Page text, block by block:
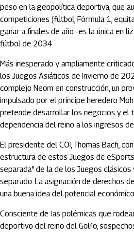
peso en la geopolítica deportiva, que
competiciones (fútbol, Fórmula 1,
ganar a finales de año -es la única en
fútbol de 2034.
Más inesperado y ampliamente
los Juegos Asiáticos de Invierno de
complejo Neom en construcción, un
impulsado por el príncipe heredero
pretende desarrollar los negocios y el
dependencia del reino a los ingresos
El presidente del COI, Thomas Bach,
estructura de estos Juegos de
separada" de la de los Juegos clásicos
separado. La asignación de derechos
una buena idea del potencial
Consciente de las polémicas que
deportivo del reino del Golfo,